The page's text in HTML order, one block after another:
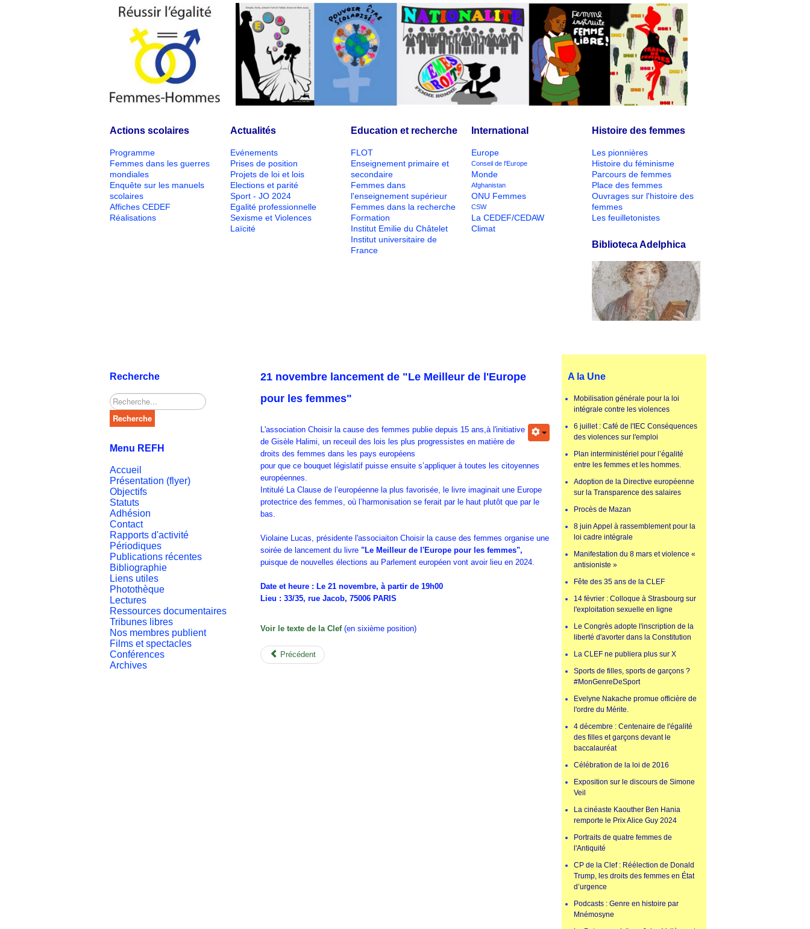
Actions scolaires
Programme
Femmes dans les guerres
mondiales
Enquête sur les manuels
scolaires
Affiches CEDEF
Réalisations
Actualités
Evénements
Prises de position
Projets de loi et lois
Elections et parité
Sport - JO 2024
Egalité professionnelle
Sexisme et Violences
Laïcité
Education et recherche
FLOT
Enseignement primaire et
secondaire
Femmes dans
l'enseignement supérieur
Femmes dans la recherche
Formation
Institut Emilie du Châtelet
Institut universitaire de
France
International
Europe
Conseil de l'Europe
Monde
Afghanistan
ONU Femmes
CSW
La CEDEF/CEDAW
Climat
Histoire des femmes
Les pionnières
Histoire du féminisme
Parcours de femmes
Place des femmes
Ouvrages sur l'histoire des
femmes
Les feuilletonistes
Biblioteca Adelphica
Recherche
Rechercher
Recherche
Menu REFH
Accueil
Présentation (flyer)
Objectifs
Statuts
Adhésion
Contact
Rapports d'activité
Périodiques
Publications récentes
Bibliographie
Liens utiles
Photothèque
Lectures
Ressources documentaires
Tribunes libres
Nos membres publient
Films et spectacles
Conférences
Archives
21 novembre lancement de "Le Meilleur de l'Europe
pour les femmes"
L'association Choisir la cause des femmes publie depuis 15 ans,à l'initiative
de Gisèle Halimi, un receuil des lois les plus progressistes en matière de
droits des femmes dans les pays européens
pour que ce bouquet législatif puisse ensuite s’appliquer à toutes les citoyennes
européennes.
Intitulé La Clause de l’européenne la plus favorisée, le livre imaginait une Europe
protectrice des femmes, où l’harmonisation se ferait par le haut plutôt que par le
bas.
Violaine Lucas, présidente l'associaiton Choisir la cause des femmes organise une
soirée de lancement du livre "Le Meilleur de l'Europe pour les femmes",
puisque de nouvelles élections au Parlement européen vont avoir lieu en 2024.
Date et heure : Le 21 novembre, à partir de 19h00
Lieu : 33/35, rue Jacob, 75006 PARIS
Voir le texte de la Clef(en sixième position)
Précédent
A la Une
Mobilisation générale pour la loi
intégrale contre les violences
6 juillet : Café de l'IEC Conséquences
des violences sur l'emploi
Plan interministériel pour l’égalité
entre les femmes et les hommes.
Adoption de la Directive européenne
sur la Transparence des salaires
Procès de Mazan
8 juin Appel à rassemblement pour la
loi cadre intégrale
Manifestation du 8 mars et violence «
antisioniste »
Fête des 35 ans de la CLEF
14 février : Colloque à Strasbourg sur
l'exploitation sexuelle en ligne
Le Congrès adopte l'inscription de la
liberté d'avorter dans la Constitution
La CLEF ne publiera plus sur X
Sports de filles, sports de garçons ?
#MonGenreDeSport
Evelyne Nakache promue officière de
l'ordre du Mérite.
4 décembre : Centenaire de l'égalité
des filles et garçons devant le
baccalauréat
Célébration de la loi de 2016
Exposition sur le discours de Simone
Veil
La cinéaste Kaouther Ben Hania
remporte le Prix Alice Guy 2024
Portraits de quatre femmes de
l'Antiquité
CP de la Clef : Réélection de Donald
Trump, les droits des femmes en État
d’urgence
Podcasts : Genre en histoire par
Mnémosyne